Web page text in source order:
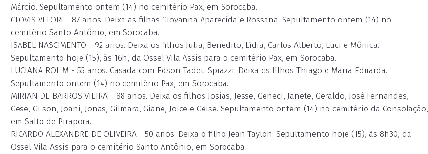
Márcio. Sepultamento ontem (14) no cemitério Pax, em Sorocaba.
CLOVIS VELORI - 87 anos. Deixa as filhas Giovanna Aparecida e Rossana. Sepultamento ontem (14) no
cemitério Santo Antônio, em Sorocaba.
ISABEL NASCIMENTO - 92 anos. Deixa os filhos Julia, Benedito, Lídia, Carlos Alberto, Luci e Mônica.
Sepultamento hoje (15), às 16h, da Ossel Vila Assis para o cemitério Pax, em Sorocaba.
LUCIANA ROLIM - 55 anos. Casada com Edson Tadeu Spiazzi. Deixa os filhos Thiago e Maria Eduarda.
Sepultamento ontem (14) no cemitério Pax, em Sorocaba.
MIRIAN DE BARROS VIEIRA - 88 anos. Deixa os filhos Josias, Jesse, Geneci, Janete, Geraldo, José Fernandes,
Gese, Gilson, Joani, Jonas, Gilmara, Giane, Joice e Geise. Sepultamento ontem (14) no cemitério da Consolação,
em Salto de Pirapora.
RICARDO ALEXANDRE DE OLIVEIRA - 50 anos. Deixa o filho Jean Taylon. Sepultamento hoje (15), às 8h30, da
Ossel Vila Assis para o cemitério Santo Antônio, em Sorocaba.